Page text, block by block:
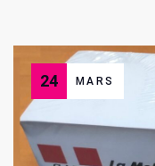
24 MARS